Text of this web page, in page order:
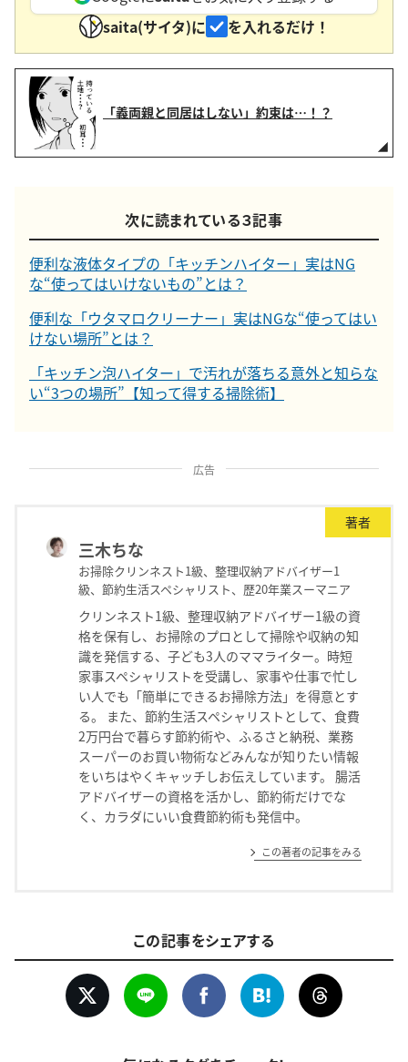
saita(サイタ)に
を入れるだけ！
「義両親と同居はしない」約束は…！？
次に読まれている３記事
便利な液体タイプの「キッチンハイター」実はNG
な“使ってはいけないもの”とは？
便利な「ウタマロクリーナー」実はNGな“使ってはい
けない場所”とは？
「キッチン泡ハイター」で汚れが落ちる意外と知らな
い“3つの場所”【知って得する掃除術】
広告
著者
三木ちな
お掃除クリンネスト1級、整理収納アドバイザー1
級、節約生活スペシャリスト、歴20年業スーマニア
クリンネスト1級、整理収納アドバイザー1級の資
格を保有し、お掃除のプロとして掃除や収納の知
識を発信する、子ども3人のママライター。時短
家事スペシャリストを受講し、家事や仕事で忙し
い人でも「簡単にできるお掃除方法」を得意とす
る。 また、節約生活スペシャリストとして、食費
2万円台で暮らす節約術や、ふるさと納税、業務
スーパーのお買い物術などみんなが知りたい情報
をいちはやくキャッチしお伝えしています。 腸活
アドバイザーの資格を活かし、節約術だけでな
く、カラダにいい食費節約術も発信中。
この著者の記事をみる
この記事をシェアする